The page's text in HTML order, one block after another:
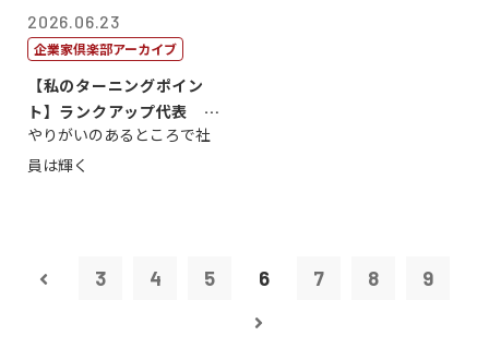
2026.06.23
企業家倶楽部アーカイブ
【私のターニングポイン
ト】ランクアップ代表 岩
崎裕美子
やりがいのあるところで社
員は輝く
3 4 5 6 7 8 9